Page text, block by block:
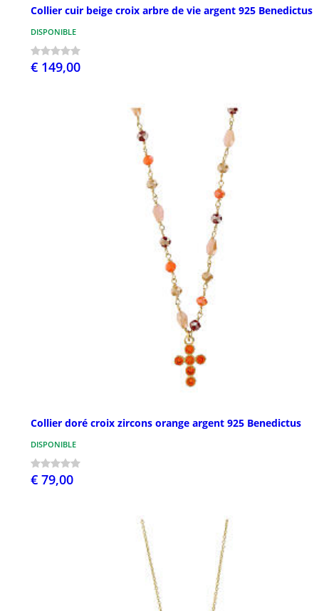
Collier cuir beige croix arbre de vie argent 925 Benedictus
DISPONIBLE
€ 149,00
Collier doré croix zircons orange argent 925 Benedictus
DISPONIBLE
€ 79,00